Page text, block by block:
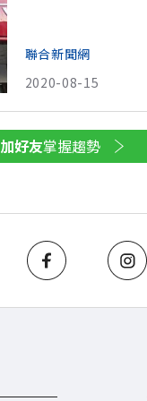
聯合新聞網
2020-08-15
加好友掌握趨勢